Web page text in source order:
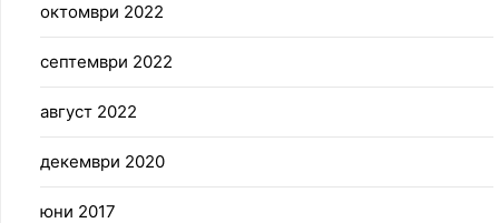
октомври 2022
септември 2022
август 2022
декември 2020
юни 2017